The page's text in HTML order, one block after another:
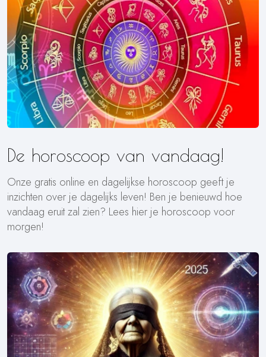
De horoscoop van vandaag!
Onze gratis online en dagelijkse horoscoop geeft je
inzichten over je dagelijks leven! Ben je benieuwd hoe
vandaag eruit zal zien? Lees hier je horoscoop voor
morgen!